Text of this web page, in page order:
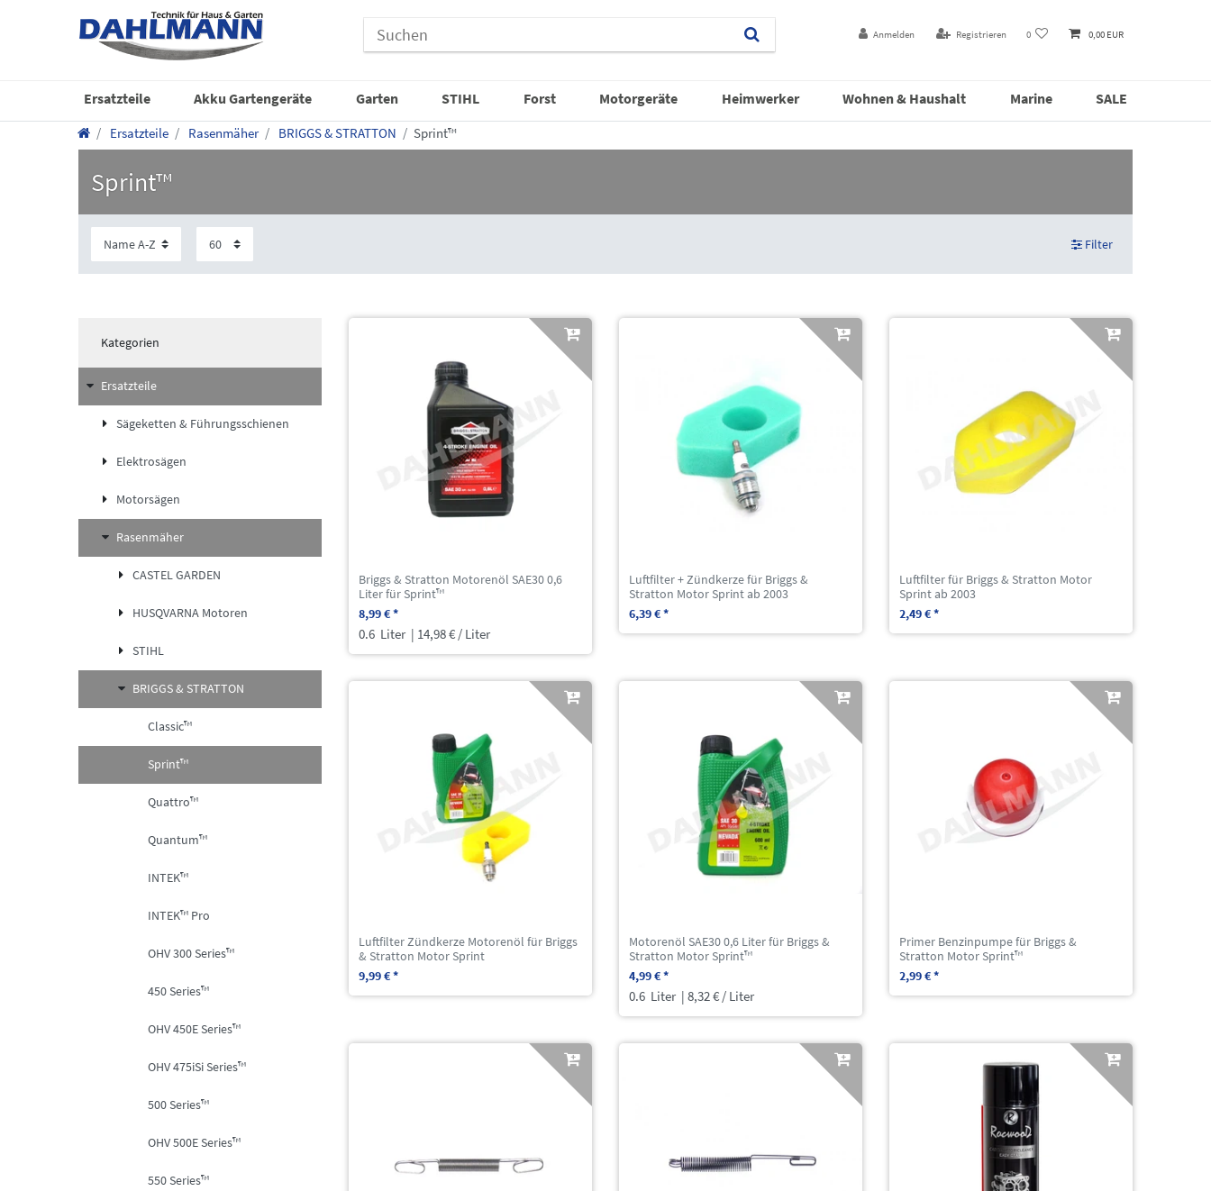
Anmelden Registrieren 0 0,00 EUR
Ersatzteile Akku Gartengeräte Garten STIHL Forst Motorgeräte Heimwerker Wohnen & Haushalt Marine SALE
Ersatzteile Rasenmäher BRIGGS & STRATTON Sprint™
Sprint™
Filter
Kategorien
Ersatzteile
Sägeketten & Führungsschienen
Elektrosägen
Motorsägen
Rasenmäher
CASTEL GARDEN
HUSQVARNA Motoren
STIHL
BRIGGS & STRATTON
Classic™
Sprint™
Quattro™
Quantum™
INTEK™
INTEK™ Pro
OHV 300 Series™
450 Series™
OHV 450E Series™
OHV 475iSi Series™
500 Series™
OHV 500E Series™
550 Series™
Briggs & Stratton Motorenöl SAE30 0,6
Liter für Sprint™
8,99 € *
0.6 Liter | 14,98 € / Liter
Luftfilter + Zündkerze für Briggs &
Stratton Motor Sprint ab 2003
6,39 € *
Luftfilter für Briggs & Stratton Motor
Sprint ab 2003
2,49 € *
Luftfilter Zündkerze Motorenöl für Briggs
& Stratton Motor Sprint
9,99 € *
Motorenöl SAE30 0,6 Liter für Briggs &
Stratton Motor Sprint™
4,99 € *
0.6 Liter | 8,32 € / Liter
Primer Benzinpumpe für Briggs &
Stratton Motor Sprint™
2,99 € *